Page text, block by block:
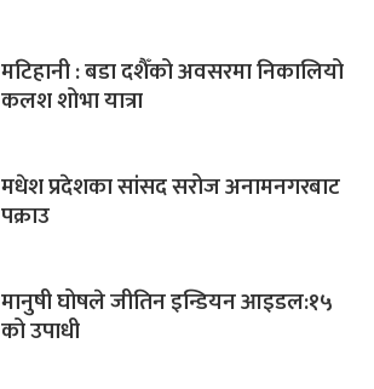
मटिहानी : बडा दशैँको अवसरमा निकालियो
कलश शोभा यात्रा
मधेश प्रदेशका सांसद सरोज अनामनगरबाट
पक्राउ
मानुषी घोषले जीतिन इन्डियन आइडल:१५
को उपाधी